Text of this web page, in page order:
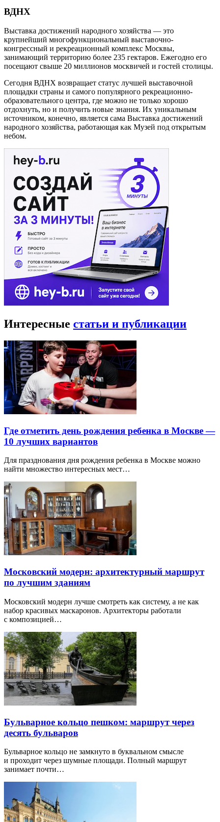
ВДНХ
Выставка достижений народного хозяйства — это
крупнейший многофункциональный выставочно-
конгрессный и рекреационный комплекс Москвы,
занимающий территорию более 235 гектаров. Ежегодно его
посещают свыше 20 миллионов москвичей и гостей столицы.
Сегодня ВДНХ возвращает статус лучшей выставочной
площадки страны и самого популярного рекреационно-
образовательного центра, где можно не только хорошо
отдохнуть, но и получить новые знания. Их уникальным
источником, конечно, является сама Выставка достижений
народного хозяйства, работающая как Музей под открытым
небом.
Интересные статьи и публикации
Где отметить день рождения ребенка в Москве —
10 лучших вариантов
Для празднования дня рождения ребенка в Москве можно
найти множество интересных мест…
Московский модерн: архитектурный маршрут
по лучшим зданиям
Московский модерн лучше смотреть как систему, а не как
набор красивых маскаронов. Архитекторы работали
с композицией…
Бульварное кольцо пешком: маршрут через
десять бульваров
Бульварное кольцо не замкнуто в буквальном смысле
и проходит через шумные площади. Полный маршрут
занимает почти…